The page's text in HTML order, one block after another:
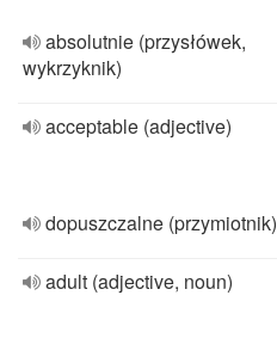
absolutnie (przysłówek,
wykrzyknik)
acceptable (adjective)
dopuszczalne (przymiotnik)
adult (adjective, noun)